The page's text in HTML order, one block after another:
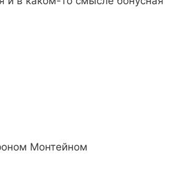
Монтейном